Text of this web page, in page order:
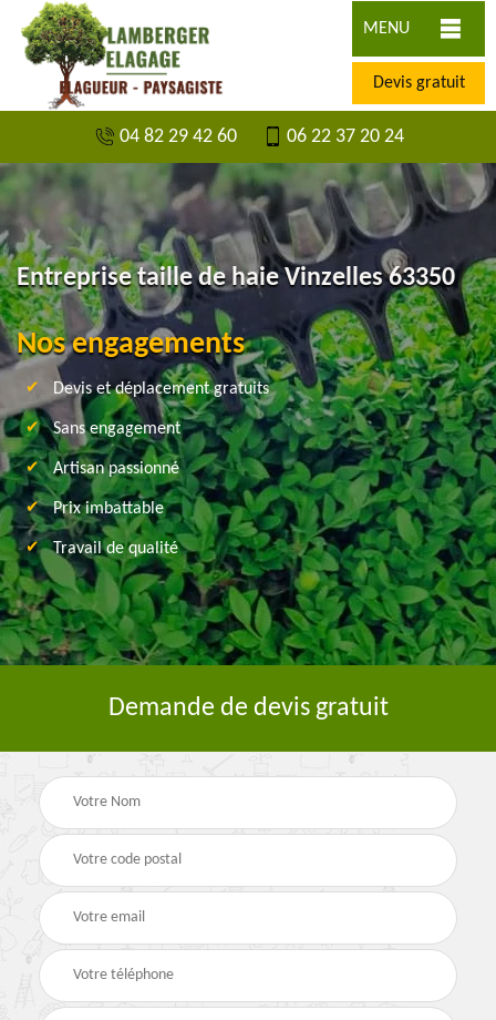
MENU
Devis gratuit
04 82 29 42 60 06 22 37 20 24
Entreprise taille de haie Vinzelles 63350
Nos engagements
Devis et déplacement gratuits
Sans engagement
Artisan passionné
Prix imbattable
Travail de qualité
Demande de devis gratuit